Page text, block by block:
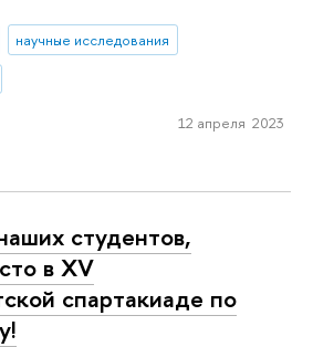
научные исследования
12 апреля 2023
студентов,
в XV
спартакиаде по